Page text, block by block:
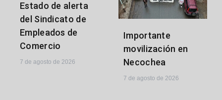
Estado de alerta
del Sindicato de
Empleados de
Comercio
7 de agosto de 2026
Importante
movilización en
Necochea
7 de agosto de 2026